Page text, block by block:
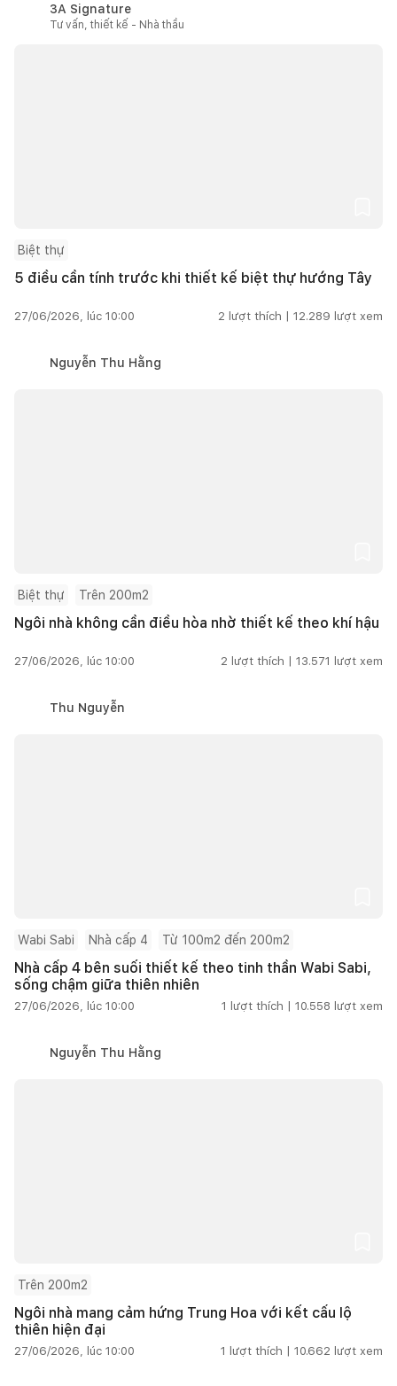
3A Signature
Tư vấn, thiết kế - Nhà thầu
Biệt thự
5 điều cần tính trước khi thiết kế biệt thự hướng Tây
27/06/2026, lúc 10:00 2 lượt thích | 12.289 lượt xem
Nguyễn Thu Hằng
Biệt thự Trên 200m2
Ngôi nhà không cần điều hòa nhờ thiết kế theo khí hậu
27/06/2026, lúc 10:00 2 lượt thích | 13.571 lượt xem
Thu Nguyễn
Wabi Sabi Nhà cấp 4 Từ 100m2 đến 200m2
Nhà cấp 4 bên suối thiết kế theo tinh thần Wabi Sabi,
sống chậm giữa thiên nhiên
27/06/2026, lúc 10:00 1 lượt thích | 10.558 lượt xem
Nguyễn Thu Hằng
Trên 200m2
Ngôi nhà mang cảm hứng Trung Hoa với kết cấu lộ
thiên hiện đại
27/06/2026, lúc 10:00 1 lượt thích | 10.662 lượt xem